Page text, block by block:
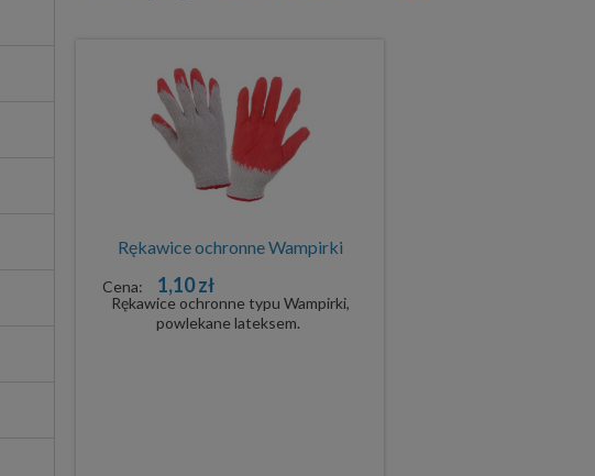
Rękawice ochronne Wampirki
Rękawice ochronne typu Wampirki,
powlekane lateksem.
Cena: 1,10 zł